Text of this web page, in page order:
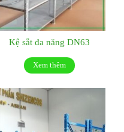
Kệ sắt đa năng DN63
Xem thêm